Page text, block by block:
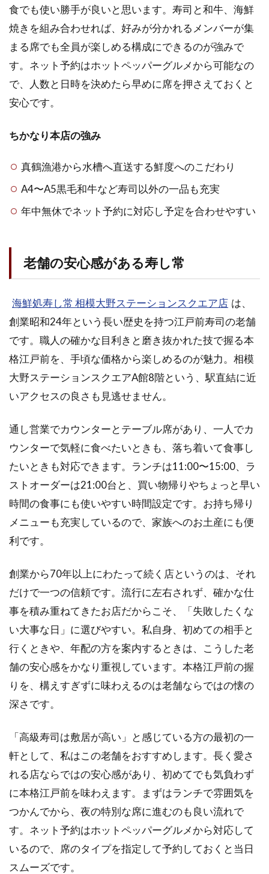
食でも使い勝手が良いと思います。寿司と和牛、海鮮
焼きを組み合わせれば、好みが分かれるメンバーが集
まる席でも全員が楽しめる構成にできるのが強みで
す。ネット予約はホットペッパーグルメから可能なの
で、人数と日時を決めたら早めに席を押さえておくと
安心です。
ちかなり本店の強み
真鶴漁港から水槽へ直送する鮮度へのこだわり
A4〜A5黒毛和牛など寿司以外の一品も充実
年中無休でネット予約に対応し予定を合わせやすい
老舗の安心感がある寿し常
海鮮処寿し常 相模大野ステーションスクエア店 は、
創業昭和24年という長い歴史を持つ江戸前寿司の老舗
です。職人の確かな目利きと磨き抜かれた技で握る本
格江戸前を、手頃な価格から楽しめるのが魅力。相模
大野ステーションスクエアA館8階という、駅直結に近
いアクセスの良さも見逃せません。
通し営業でカウンターとテーブル席があり、一人でカ
ウンターで気軽に食べたいときも、落ち着いて食事し
たいときも対応できます。ランチは11:00〜15:00、ラ
ストオーダーは21:00台と、買い物帰りやちょっと早い
時間の食事にも使いやすい時間設定です。お持ち帰り
メニューも充実しているので、家族へのお土産にも便
利です。
創業から70年以上にわたって続く店というのは、それ
だけで一つの信頼です。流行に左右されず、確かな仕
事を積み重ねてきたお店だからこそ、「失敗したくな
い大事な日」に選びやすい。私自身、初めての相手と
行くときや、年配の方を案内するときは、こうした老
舗の安心感をかなり重視しています。本格江戸前の握
りを、構えすぎずに味わえるのは老舗ならではの懐の
深さです。
「高級寿司は敷居が高い」と感じている方の最初の一
軒として、私はこの老舗をおすすめします。長く愛さ
れる店ならではの安心感があり、初めてでも気負わず
に本格江戸前を味わえます。まずはランチで雰囲気を
つかんでから、夜の特別な席に進むのも良い流れで
す。ネット予約はホットペッパーグルメから対応して
いるので、席のタイプを指定して予約しておくと当日
スムーズです。